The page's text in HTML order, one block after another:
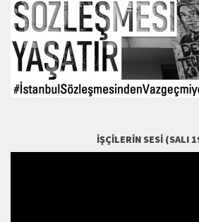
İŞÇILERIN SESI (SALI